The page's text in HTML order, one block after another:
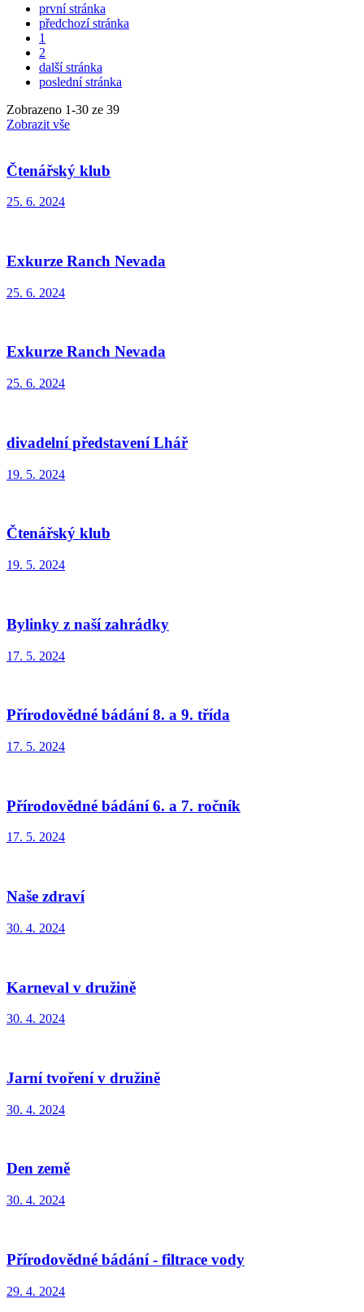
první stránka
předchozí stránka
1
2
další stránka
poslední stránka
Zobrazeno 1-30 ze 39
Zobrazit vše
Čtenářský klub
25. 6. 2024
Exkurze Ranch Nevada
25. 6. 2024
Exkurze Ranch Nevada
25. 6. 2024
divadelní představení Lhář
19. 5. 2024
Čtenářský klub
19. 5. 2024
Bylinky z naší zahrádky
17. 5. 2024
Přírodovědné bádání 8. a 9. třída
17. 5. 2024
Přírodovědné bádání 6. a 7. ročník
17. 5. 2024
Naše zdraví
30. 4. 2024
Karneval v družině
30. 4. 2024
Jarní tvoření v družině
30. 4. 2024
Den země
30. 4. 2024
Přírodovědné bádání - filtrace vody
29. 4. 2024